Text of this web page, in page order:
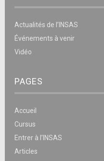
Actualités de l’INSAS
Événements à venir
Vidéo
PAGES
Accueil
Cursus
Entrer à l’INSAS
Articles